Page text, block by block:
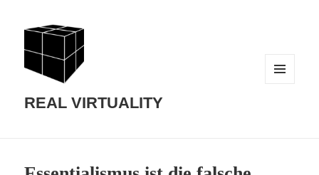
REAL VIRTUALITY